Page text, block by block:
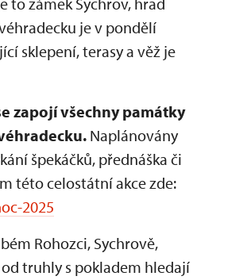
je v pondělí
sklepení, terasy a věž je
zapojí všechny památky
Naplánovány
špekáčků, přednáška či
této celostátní akce zde:
2025
Rohozci, Sychrově,
truhly s pokladem hledají